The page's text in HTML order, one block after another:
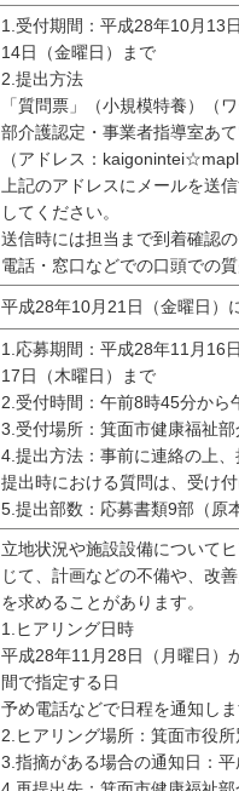
1.受付期間：平成28年10月13
14日（金曜日）まで
2.提出方法
「質問票」（小規模特養）（
部介護認定・事業者指導室あて
（アドレス：
上記のアドレスにメールを送
してください。
送信時には担当まで到着確認
電話・窓口などでの口頭での
平成28年10月21日（金曜日）
1.応募期間：平成28年11月16
17日（木曜日）まで
2.受付時間：午前8時45分から
3.受付場所：箕面市健康福祉
4.提出方法：事前に連絡の上、
提出時における質問は、受け付
5.提出部数：応募書類9部（原
立地状況や施設設備について
じて、計画などの不備や、改
を求めることがあります。
1.ヒアリング日時
平成28年11月28日（月曜日）
間で指定する日
予め電話などで日程を通知しま
2.ヒアリング場所：箕面市役
3.指摘がある場合の通知日：